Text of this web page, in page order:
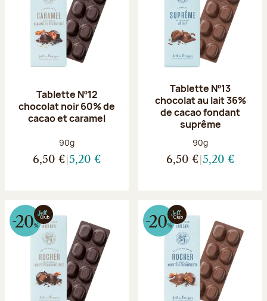
Tablette Nº12
chocolat noir 60% de
cacao et caramel
Poids net :
90g
6,50 € 5,20 €
Tablette Nº13
chocolat au lait 36%
de cacao fondant
suprême
Poids net :
90g
6,50 € 5,20 €